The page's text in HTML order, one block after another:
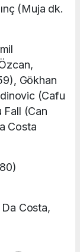
(Muja dk.
Gökhan
(Cafu
Fall (Can
Costa
Costa,